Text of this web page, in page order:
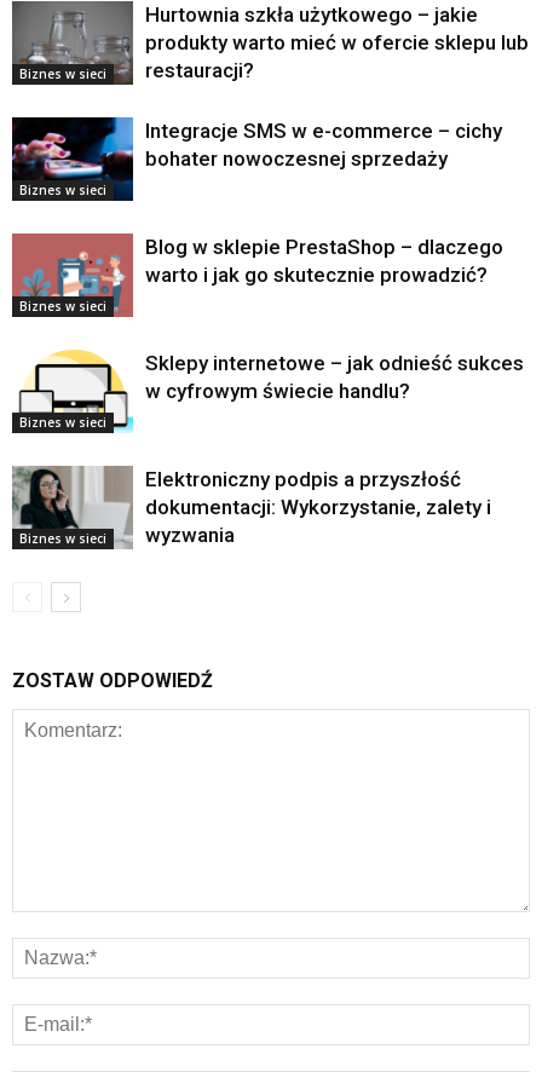
Biznes w sieci
Hurtownia szkła użytkowego – jakie
produkty warto mieć w ofercie sklepu lub
restauracji?
Biznes w sieci
Integracje SMS w e-commerce – cichy
bohater nowoczesnej sprzedaży
Biznes w sieci
Blog w sklepie PrestaShop – dlaczego
warto i jak go skutecznie prowadzić?
Biznes w sieci
Sklepy internetowe – jak odnieść sukces
w cyfrowym świecie handlu?
Biznes w sieci
Elektroniczny podpis a przyszłość
dokumentacji: Wykorzystanie, zalety i
wyzwania
ZOSTAW ODPOWIEDŹ